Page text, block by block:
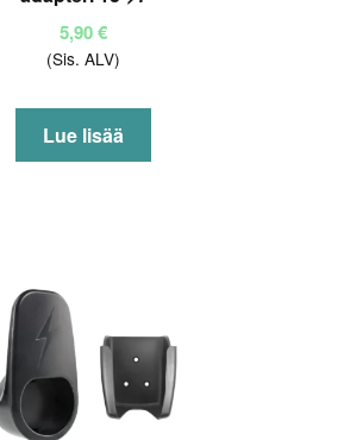
5,90€
(Sis. ALV)
Lue lisää